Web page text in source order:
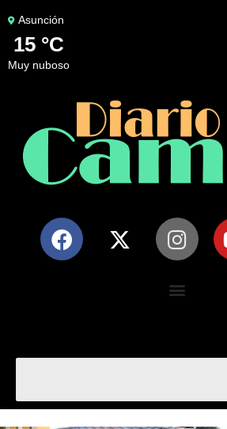
Asunción
15 °C
muy nuboso